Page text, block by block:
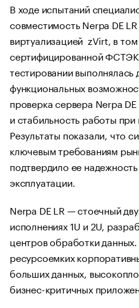
В ходе испытаний
совместимость Nerpa DE
виртуализацией zVirt, в
сертифицированной
тестировании выполнялась
функциональных
проверка сервера Nerpa
и стабильность работы
Результаты показали, что
ключевым требованиям
подтвердило ее
эксплуатации.
Nerpa DE LR — стоечный
исполнениях 1U и 2U,
центров обработки
ресурсоемких
больших данных,
бизнес-критичных